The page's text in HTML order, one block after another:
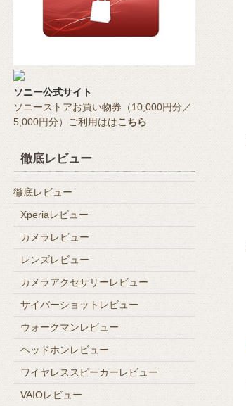
ソニー公式サイト
ソニーストアお買い物券（10,000円分／
5,000円分）ご利用ははこちら
徹底レビュー
徹底レビュー
Xperiaレビュー
カメラレビュー
レンズレビュー
カメラアクセサリーレビュー
サイバーショットレビュー
ウォークマンレビュー
ヘッドホンレビュー
ワイヤレススピーカーレビュー
VAIOレビュー